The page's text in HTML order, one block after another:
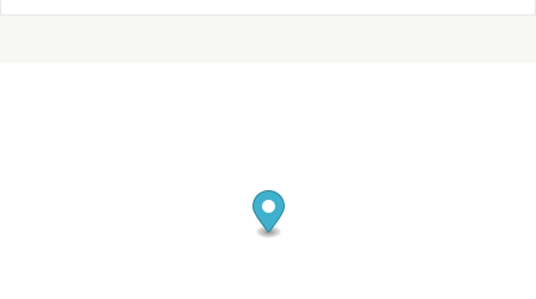
очень личный и при этом очень простой, знакомый
каждому из нас. Это разговор о детстве, а еще - о